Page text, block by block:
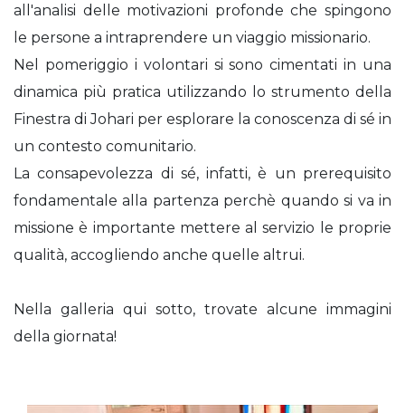
all'analisi delle motivazioni profonde che spingono
le persone a intraprendere un viaggio missionario.
Nel pomeriggio i volontari si sono cimentati in una
dinamica più pratica utilizzando lo strumento della
Finestra di Johari per esplorare la conoscenza di sé in
un contesto comunitario.
La consapevolezza di sé, infatti, è un prerequisito
fondamentale alla partenza perchè quando si va in
missione è importante mettere al servizio le proprie
qualità, accogliendo anche quelle altrui.
Nella galleria qui sotto, trovate alcune immagini
della giornata!